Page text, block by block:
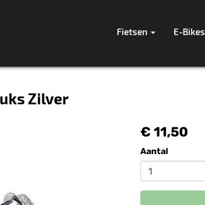
Fietsen E-Bikes
Zilver
€ 11,50
Aantal